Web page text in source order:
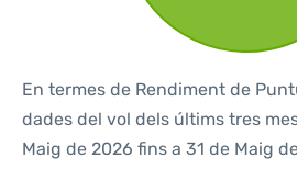
En termes de Rendiment de
dades del vol dels últims tres
Maig de 2026 fins a 31 de Maig